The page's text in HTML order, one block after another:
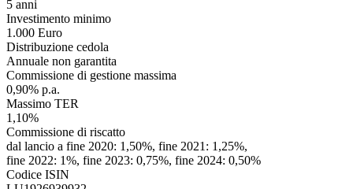
5 anni
Investimento minimo
1.000 Euro
Distribuzione cedola
Annuale non garantita
Commissione di gestione massima
0,90% p.a.
Massimo TER
1,10%
Commissione di riscatto
dal lancio a fine 2020: 1,50%, fine 2021: 1,25%,
fine 2022: 1%, fine 2023: 0,75%, fine 2024: 0,50%
Codice ISIN